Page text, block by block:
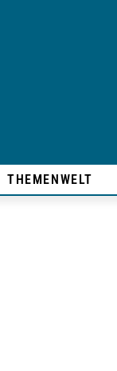
THEMENWELT